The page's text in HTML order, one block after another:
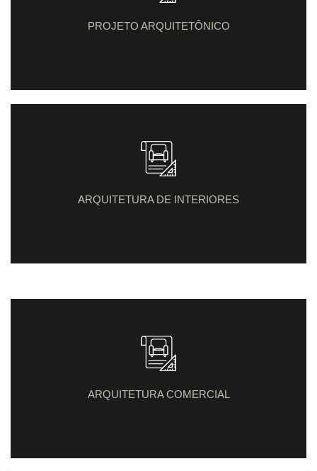
PROJETO ARQUITETÔNICO
ARQUITETURA DE INTERIORES
ARQUITETURA COMERCIAL